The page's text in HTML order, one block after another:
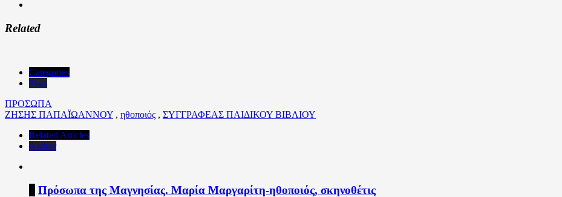
Related
Categories
Tags
ΠΡΟΣΩΠΑ
ΖΗΣΗΣ ΠΑΠΑΪΩΑΝΝΟΥ , ηθοποιός , ΣΥΓΓΡΑΦΕΑΣ ΠΑΙΔΙΚΟΥ ΒΙΒΛΙΟΥ
Related Articles
Author
Πρόσωπα της Μαγνησίας. Μαρία Μαργαρίτη-ηθοποιός, σκηνοθέτις